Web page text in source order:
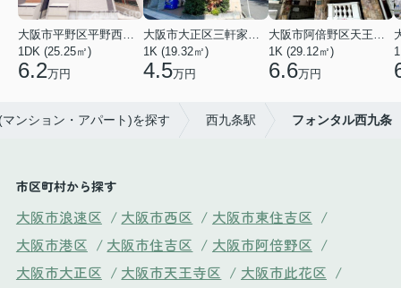
大阪市平野区平野西３丁目
1DK (25.25㎡)
6.2万円
大阪市大正区三軒家東４丁目
1K (19.32㎡)
4.5万円
大阪市阿倍野区天王寺町南２丁目
1K (29.12㎡)
6.6万円
ンション・アパート)を探す 西九条駅 フォンタル西九条
市区町村から探す
大阪市浪速区 / 大阪市西区 / 大阪市東住吉区 /
大阪市港区 / 大阪市住吉区 / 大阪市阿倍野区 /
大阪市大正区 / 大阪市天王寺区 / 大阪市此花区 /